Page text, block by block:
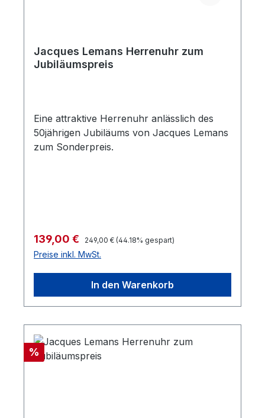
Jacques Lemans Herrenuhr zum
Jubiläumspreis
Eine attraktive Herrenuhr anlässlich des
50jährigen Jubiläums von Jacques Lemans
zum Sonderpreis.
Verkaufspreis:
139,00 € Regulärer Preis:
249,00 € (44.18% gespart)
Preise inkl. MwSt.
In den Warenkorb
Rabatt
%